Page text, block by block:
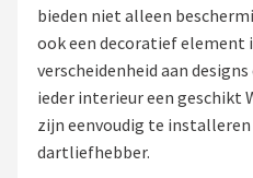
Target
Winmau
Bull's
bieden niet alleen
ook een decoratief element
verscheidenheid aan
ieder interieur een geschikt
zijn eenvoudig te
dartliefhebber.